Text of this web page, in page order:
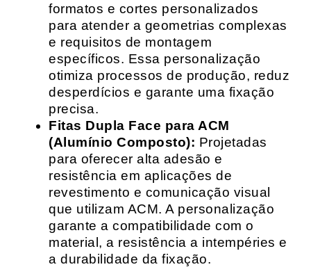
formatos e cortes personalizados
para atender a geometrias complexas
e requisitos de montagem
específicos. Essa personalização
otimiza processos de produção, reduz
desperdícios e garante uma fixação
precisa.
Fitas Dupla Face para ACM
(Alumínio Composto): Projetadas
para oferecer alta adesão e
resistência em aplicações de
revestimento e comunicação visual
que utilizam ACM. A personalização
garante a compatibilidade com o
material, a resistência a intempéries e
a durabilidade da fixação.